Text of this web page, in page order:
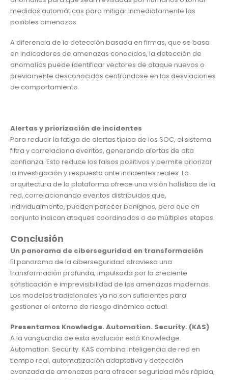
medidas automáticas para mitigar inmediatamente las
posibles amenazas.
A diferencia de la detección basada en firmas, que se basa
en indicadores de amenazas conocidos, la detección de
anomalías puede identificar vectores de ataque nuevos o
previamente desconocidos centrándose en las desviaciones
de comportamiento.
Alertas y priorización de incidentes
Para reducir la fatiga de alertas típica de los SOC, el sistema
filtra y correlaciona eventos, generando alertas de alta
confianza. Esto reduce los falsos positivos y permite priorizar
la investigación y respuesta ante incidentes reales. La
arquitectura de la plataforma ofrece una visión holística de la
red, correlacionando eventos distribuidos que,
individualmente, pueden parecer benignos, pero que en
conjunto indican ataques coordinados o de múltiples etapas.
Conclusión
Un panorama de ciberseguridad en transformación
El panorama de la ciberseguridad atraviesa una
transformación profunda, impulsada por la creciente
sofisticación e imprevisibilidad de las amenazas modernas.
Los modelos tradicionales ya no son suficientes para
gestionar el entorno de riesgo dinámico actual.
Presentamos Knowledge. Automation. Security. (KAS)
A la vanguardia de esta evolución está Knowledge.
Automation. Security. KAS combina inteligencia de red en
tiempo real, automatización adaptativa y detección
avanzada de amenazas para ofrecer seguridad más rápida,